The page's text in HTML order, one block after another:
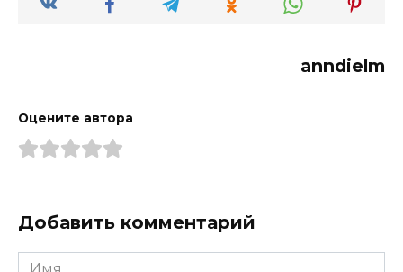
anndielm
Оцените автора
Добавить комментарий
Имя